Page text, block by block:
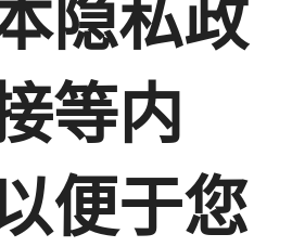
隐私政
等内
便于您